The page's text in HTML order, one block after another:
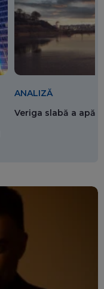
ANALIZĂ
Veriga slabă a